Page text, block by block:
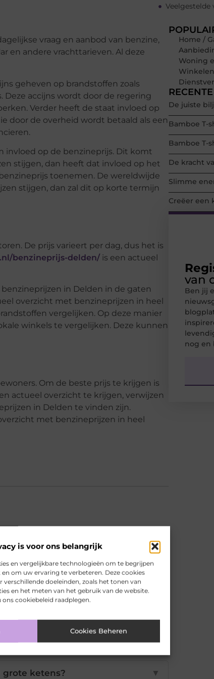
is voor ons belangrijk
en vergelijkbare technologieën om te begrijpen
om uw ervaring te verbeteren. Deze cookies
doeleinden, zoals het tonen van
en het meten van het gebruik van de website.
cookiebeleid raadplegen.
Cookies Beheren
vraag en aanbod van benzine,
en andere vrachttarieven. Al deze
geheven op brandstoffen zoals
Deze accijns wordt door de regering
Verder heeft de staat invloed op
door de overheid wordt betaald als een
invloed op de benzineprijs. Dit komt
stijgen, dan heeft dat invloed op het
toenemen. De wereldwijde
stijgen, dan zal dit op korte termijn
De prijs varieert per dag, dus het is
benzineprijs-delden/ is een actueel
in Delden in de gaten
overzicht met benzineprijzen in heel
vergelijken. Op deze manier
winkels te vergelijken. Deze kunnen
Om de beste prijs te krijgen is
actueel overzicht te krijgen, verwijzen
in Delden te vinden zijn.
met benzineprijzen in heel
in Delden? ▼
vergelijken?
▼
grote ketens? ▼
Veelgestelde
Home /
Woning
Winkelen
De juiste
Bamboe T-
Bamboe T-
De kracht
Slimme
Creëer
van
Ben jij
nog en